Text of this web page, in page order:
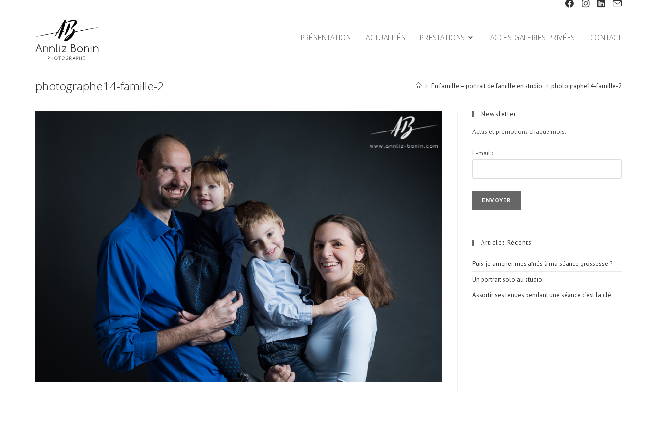
PRÉSENTATION ACTUALITÉS PRESTATIONS ACCÈS GALERIES PRIVÉES CONTACT
photographe14-famille-2 > En famille – portrait de famille en studio > photographe14-famille-2
Newsletter :
Actus et promotions chaque mois.
E-mail :
Articles Récents
Puis-je amener mes aînés à ma séance grossesse ?
Un portrait solo au studio
Assortir ses tenues pendant une séance c’est la clé